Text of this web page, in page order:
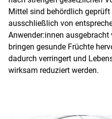
Mittel sind behördlich
ausschließlich von
Anwender:innen
bringen gesunde Früchte
dadurch verringert und
wirksam reduziert werden.